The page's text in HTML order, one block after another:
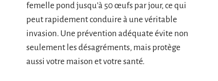
femelle pond jusqu’à 50 œufs par jour, ce qui
peut rapidement conduire à une véritable
invasion. Une prévention adéquate évite non
seulement les désagréments, mais protège
aussi votre maison et votre santé.